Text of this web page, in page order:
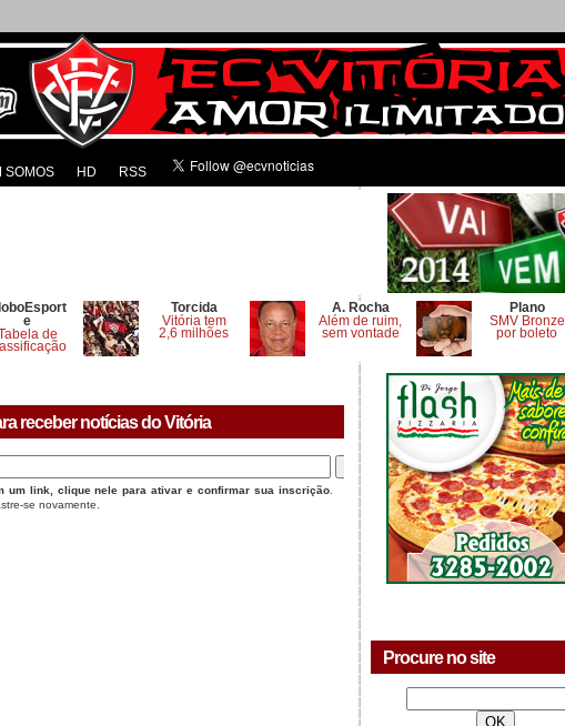
SOMOS HD RSS
e
de
Torcida
Vitória tem
2,6 milhões
A. Rocha
Além de ruim,
sem vontade
Plano
SMV Bronze
por boleto
receber notícias do Vitória
um link, clique nele para ativar e confirmar sua inscrição
se novamente.
Procure no site